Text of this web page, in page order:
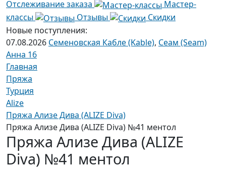
Отслеживание заказа
Мастер-
классы
Отзывы
Скидки
Новые поступления:
07.08.2026 Семеновская Кабле (Kable), Сеам (Seam)
Анна 16
Главная
Пряжа
Турция
Alize
Пряжа Ализе Дива (ALIZE Diva)
Пряжа Ализе Дива (ALIZE Diva) №41 ментол
Пряжа Ализе Дива (ALIZE
Diva) №41 ментол